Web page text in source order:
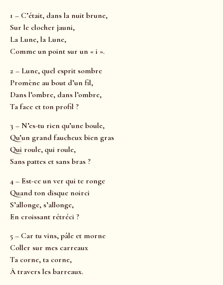
1 – C’était, dans la nuit brune,
Sur le clocher jauni,
La Lune, la Lune,
Comme un point sur un « i ».
2 – Lune, quel esprit sombre
Promène au bout d’un fil,
Dans l’ombre, dans l’ombre,
Ta face et ton profil ?
3 – N’es-tu rien qu’une boule,
Qu’un grand faucheux bien gras
Qui roule, qui roule,
Sans pattes et sans bras ?
4 – Est-ce un ver qui te ronge
Quand ton disque noirci
S’allonge, s’allonge,
En croissant rétréci ?
5 – Car tu vins, pâle et morne
Coller sur mes carreaux
Ta corne, ta corne,
À travers les barreaux.